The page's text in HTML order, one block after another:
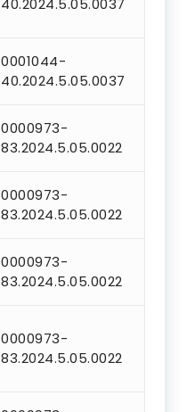
0001044-
40.2024.5.05.0037
0000973-
83.2024.5.05.0022
0000973-
83.2024.5.05.0022
0000973-
83.2024.5.05.0022
0000973-
83.2024.5.05.0022